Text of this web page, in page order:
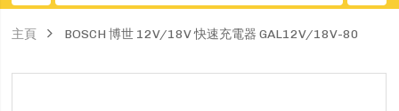
主頁 BOSCH 博世 12V/18V 快速充電器 GAL12V/18V-80